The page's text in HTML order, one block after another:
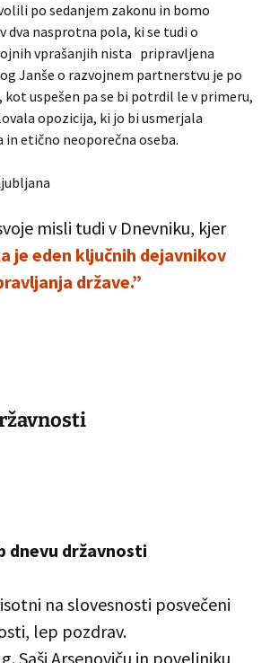
po sedanjem zakonu in bomo
dva nasprotna pola, ki se tudi o
vprašanjih nista pripravljena
Janše o razvojnem partnerstvu je po
uspešen pa se bi potrdil le v primeru,
opozicija, ki jo bi usmerjala
in etično neoporečna oseba.
misli tudi v Dnevniku, kjer
je eden ključnih dejavnikov
države.”
dnevu državnosti
na slovesnosti posvečeni
lep pozdrav.
Saši Arsenoviču in poveljniku